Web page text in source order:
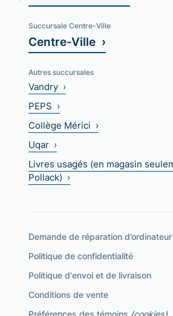
Succursale Centre-Ville
Centre-Ville ›
Autres succursales
Vandry ›
PEPS ›
Collège Mérici ›
Uqar ›
Livres usagés (en magasin
Pollack) ›
Demande de réparation d’ordinateur
Politique de confidentialité
Politique d'envoi et de livraison
Conditions de vente